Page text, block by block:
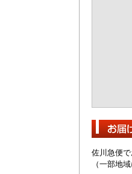
佐川急便
（一部地